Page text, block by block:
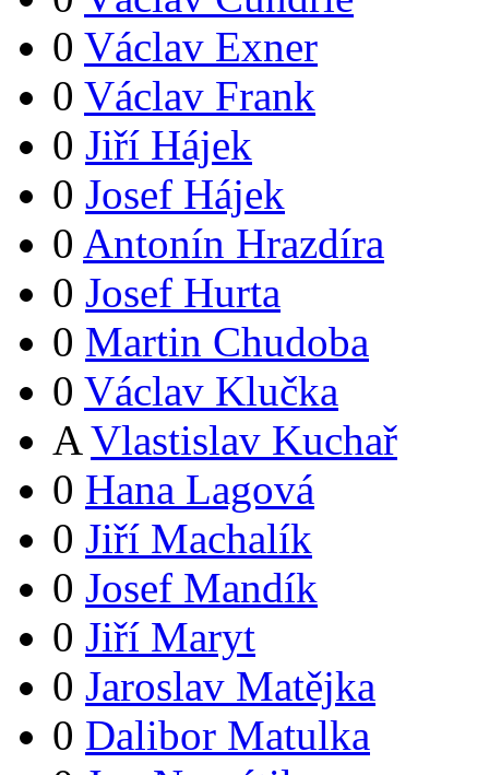
0 Václav Exner
0 Václav Frank
0 Jiří Hájek
0 Josef Hájek
0 Antonín Hrazdíra
0 Josef Hurta
0 Martin Chudoba
0 Václav Klučka
A Vlastislav Kuchař
0 Hana Lagová
0 Jiří Machalík
0 Josef Mandík
0 Jiří Maryt
0 Jaroslav Matějka
0 Dalibor Matulka